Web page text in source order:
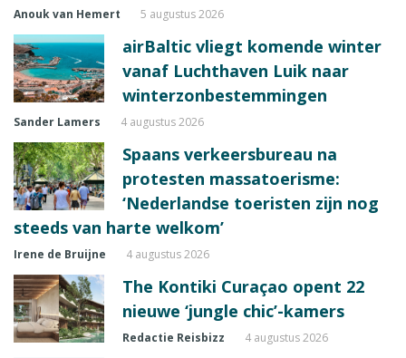
Anouk van Hemert 5 augustus 2026
airBaltic vliegt komende winter
vanaf Luchthaven Luik naar
winterzonbestemmingen
Sander Lamers 4 augustus 2026
Spaans verkeersbureau na
protesten massatoerisme:
‘Nederlandse toeristen zijn nog
steeds van harte welkom’
Irene de Bruijne 4 augustus 2026
The Kontiki Curaçao opent 22
nieuwe ‘jungle chic’-kamers
Redactie Reisbizz 4 augustus 2026